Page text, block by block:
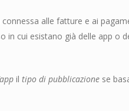
connessa alle fatture e ai
in cui esistano già delle app o
il tipo di pubblicazione se